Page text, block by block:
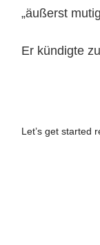
„äußerst
Er kündigte
Let’s get started